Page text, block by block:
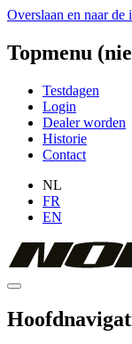
Overslaan en naar de
Topmenu
Testdagen
Login
Dealer worden
Historie
Contact
NL
FR
EN